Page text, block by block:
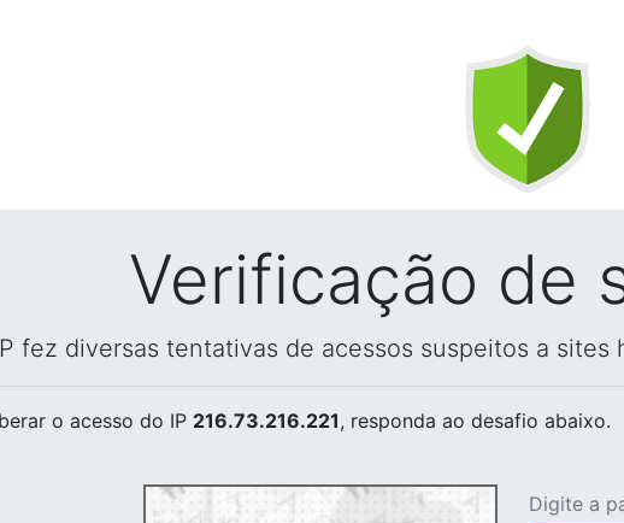
Verificação de
fez diversas tentativas de acessos suspeitos a sites
o acesso do IP 216.73.216.221, responda ao desafio abaixo.
Digite a